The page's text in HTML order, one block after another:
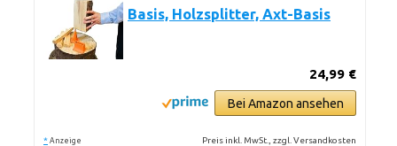
Basis, Holzsplitter, Axt-Basis
24,99 €
Bei Amazon ansehen
* Anzeige Preis inkl. MwSt., zzgl. Versandkosten